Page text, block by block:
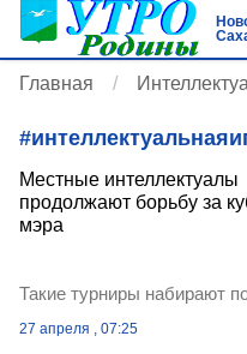
Главная
#
Местные интеллектуалы
продолжают борьбу за
мэра
Такие турниры набирают
27 апреля , 07:25